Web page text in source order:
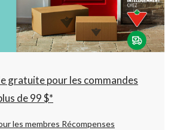
à
22:00
cliquer
pour
changer
gratuite pour les commandes
de 99 $*
les membres Récompenses